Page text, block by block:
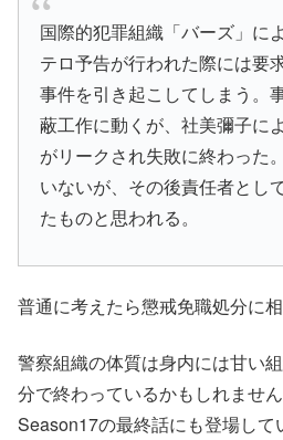
国際的犯罪組織「バーズ」に
テロ予告が行われた際には要
事件を引き起こしてしまう。
蔽工作に動くが、社美彌子に
がリークされ失敗に終わった
いないが、その後責任者とし
たものと思われる。
普通に考えたら懲戒免職処分に
警察組織の体質は身内には甘い
分で終わっているかもしれませ
Season17の最終話にも登場し